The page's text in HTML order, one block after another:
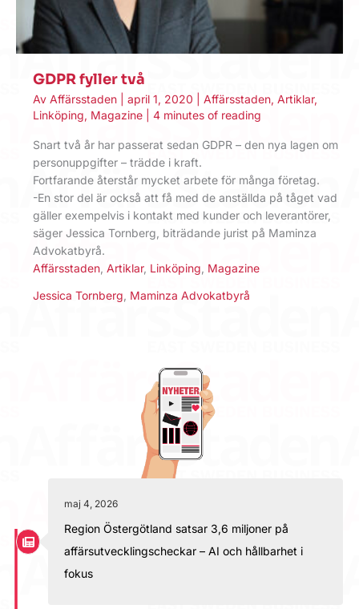
GDPR fyller två
Av Affärsstaden april 1, 2020 Affärsstaden, Artiklar,
Linköping, Magazine 4 minutes of reading
Snart två år har passerat sedan GDPR – den nya lagen om
personuppgifter – trädde i kraft.
Fortfarande återstår mycket arbete för många företag.
-En stor del är också att få med de anställda på tåget vad
gäller exempelvis i kontakt med kunder och leverantörer,
säger Jessica Tornberg, biträdande jurist på Maminza
Advokatbyrå.
Affärsstaden, Artiklar, Linköping, Magazine
Jessica Tornberg Maminza Advokatbyrå
maj 4, 2026
Region Östergötland satsar 3,6 miljoner på
affärsutvecklingscheckar – AI och hållbarhet i
fokus